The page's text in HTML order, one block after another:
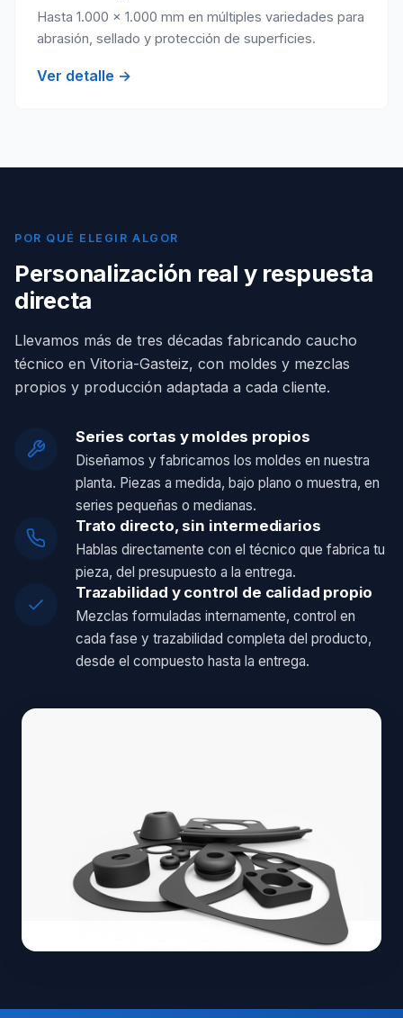
Hasta 1.000 × 1.000 mm en múltiples variedades para
abrasión, sellado y protección de superficies.
Ver detalle →
POR QUÉ ELEGIR ALGOR
Personalización real y respuesta
directa
Llevamos más de tres décadas fabricando caucho
técnico en Vitoria-Gasteiz, con moldes y mezclas
propios y producción adaptada a cada cliente.
Series cortas y moldes propios
Diseñamos y fabricamos los moldes en nuestra
planta. Piezas a medida, bajo plano o muestra, en
series pequeñas o medianas.
Trato directo, sin intermediarios
Hablas directamente con el técnico que fabrica tu
pieza, del presupuesto a la entrega.
Trazabilidad y control de calidad propio
Mezclas formuladas internamente, control en
cada fase y trazabilidad completa del producto,
desde el compuesto hasta la entrega.